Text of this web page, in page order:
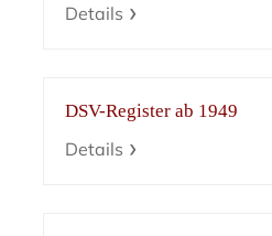
Details
DSV-Register ab 1949
Details